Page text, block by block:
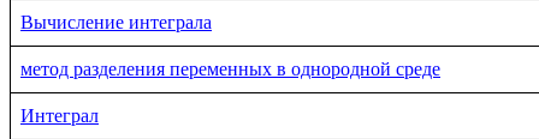
Вычисление интеграла
метод разделения переменных в однородной среде
Интеграл